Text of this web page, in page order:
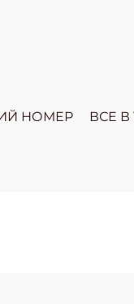
НОМЕР ВСЕ В